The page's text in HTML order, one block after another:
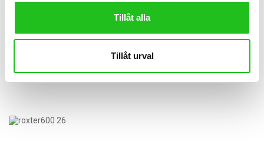
Tillåt alla
Tillåt urval
SCOTT Ransom Pro 600 Bike
24 995,00kr